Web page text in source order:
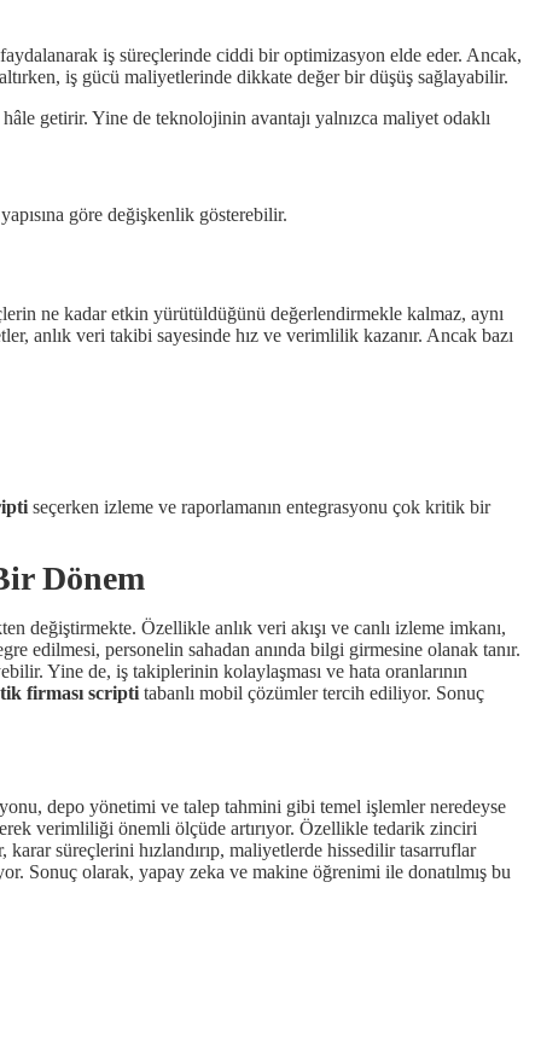
iş süreçlerinde ciddi bir optimizasyon elde eder. Ancak,
iş gücü maliyetlerinde dikkate değer bir düşüş sağlayabilir.
getirir. Yine de teknolojinin avantajı yalnızca maliyet odaklı
göre değişkenlik gösterebilir.
ne kadar etkin yürütüldüğünü değerlendirmekle kalmaz, aynı
anlık veri takibi sayesinde hız ve verimlilik kazanır. Ancak bazı
seçerken izleme ve raporlamanın entegrasyonu çok kritik bir
Dönem
değiştirmekte. Özellikle anlık veri akışı ve canlı izleme imkanı,
edilmesi, personelin sahadan anında bilgi girmesine olanak tanır.
Yine de, iş takiplerinin kolaylaşması ve hata oranlarının
firması scripti tabanlı mobil çözümler tercih ediliyor. Sonuç
depo yönetimi ve talep tahmini gibi temel işlemler neredeyse
verimliliği önemli ölçüde artırıyor. Özellikle tedarik zinciri
süreçlerini hızlandırıp, maliyetlerde hissedilir tasarruflar
Sonuç olarak, yapay zeka ve makine öğrenimi ile donatılmış bu